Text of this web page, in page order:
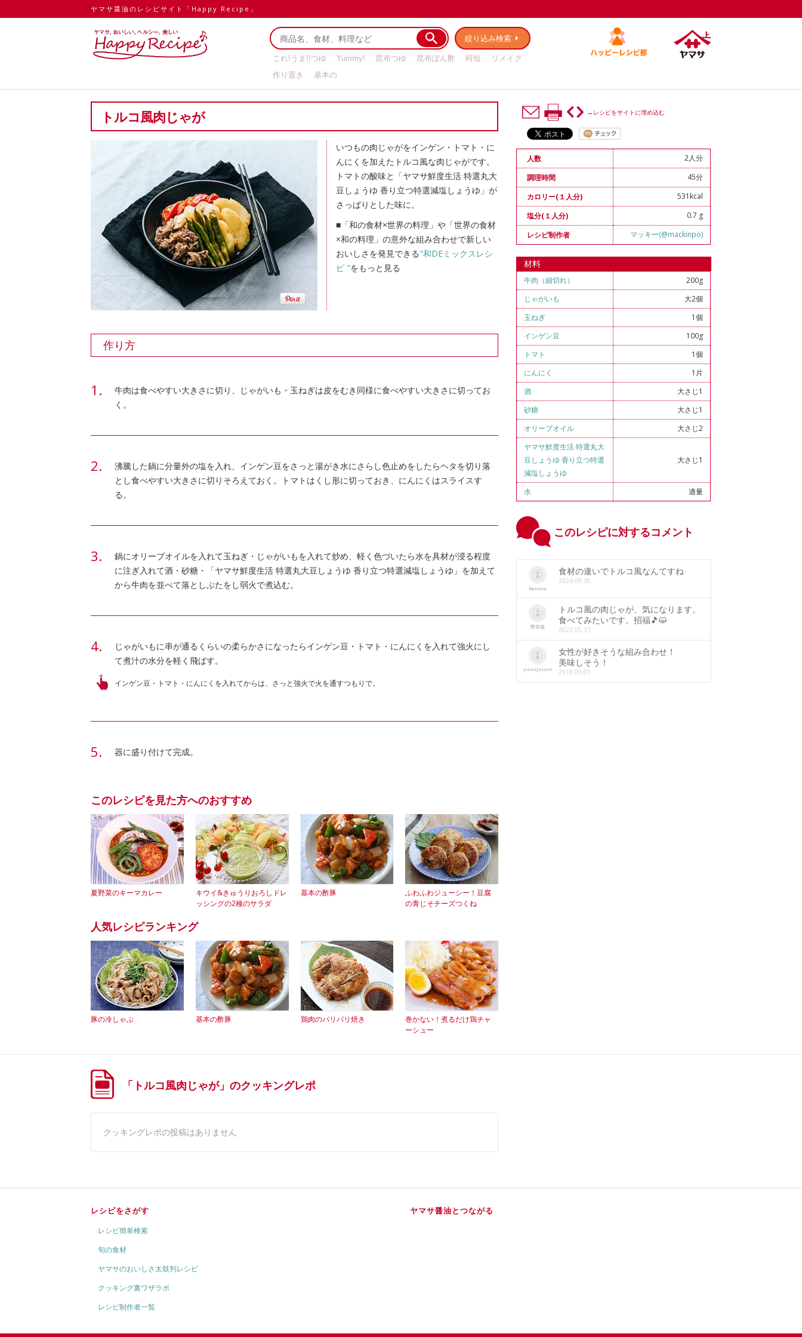
ヤマサ醤油のレシピサイト「Happy Recipe」
絞り込み検索
これ!うま!!つゆ Yummy! 昆布つゆ 昆布ぽん酢 時短
リメイク
作り置き
基本の
トルコ風肉じゃが
いつもの肉じゃがをインゲン・トマト・に
んにくを加えたトルコ風な肉じゃがです。
トマトの酸味と「ヤマサ鮮度生活 特選丸大
豆しょうゆ 香り立つ特選減塩しょうゆ」が
さっぱりとした味に。
■「和の食材×世界の料理」や「世界の食材
×和の料理」の意外な組み合わせで新しい
おいしさを発見できる"和DEミックスレシ
ピ "をもっと見る
作り方
牛肉は食べやすい大きさに切り、じゃがいも・玉ねぎは皮をむき同様に食べやすい大きさに切ってお
く。
沸騰した鍋に分量外の塩を入れ、インゲン豆をさっと湯がき水にさらし色止めをしたらヘタを切り落
とし食べやすい大きさに切りそろえておく。トマトはくし形に切っておき、にんにくはスライスす
る。
鍋にオリーブオイルを入れて玉ねぎ・じゃがいもを入れて炒め、軽く色づいたら水を具材が浸る程度
に注ぎ入れて酒・砂糖・「ヤマサ鮮度生活 特選丸大豆しょうゆ 香り立つ特選減塩しょうゆ」を加えて
から牛肉を並べて落としぶたをし弱火で煮込む。
じゃがいもに串が通るくらいの柔らかさになったらインゲン豆・トマト・にんにくを入れて強火にし
て煮汁の水分を軽く飛ばす。
インゲン豆・トマト・にんにくを入れてからは、さっと強火で火を通すつもりで。
器に盛り付けて完成。
このレシピを見た方へのおすすめ
夏野菜のキーマカレー
キウイ&きゅうりおろしドレ
ッシングの2種のサラダ
基本の酢豚
ふわふわジューシー！豆腐
の青じそチーズつくね
人気レシピランキング
豚の冷しゃぶ 基本の酢豚 鶏肉のパリパリ焼き
巻かない！煮るだけ鶏チャ
ーシュー
←レシピをサイトに埋め込む
人数
2人分
調理時間
45分
カロリー(１人分)
531kcal
塩分(１人分)
0.7 g
レシピ制作者
マッキー(@mackinpo)
材料
牛肉（細切れ）
200g
じゃがいも
大2個
玉ねぎ
1個
インゲン豆
100g
トマト
1個
にんにく
1片
酒
大さじ1
砂糖
大さじ1
オリーブオイル
大さじ2
ヤマサ鮮度生活 特選丸大
豆しょうゆ 香り立つ特選
減塩しょうゆ
大さじ1
水 適量
このレシピに対するコメント
Ranma
食材の違いでトルコ風なんてすね
2024.09.30
野良猫
トルコ風の肉じゃが、気になります。
食べてみたいです。招福🎵😺
2023.05.31
yuuujuuun
女性が好きそうな組み合わせ！
美味しそう！
2019.09.01
「トルコ風肉じゃが」のクッキングレポ
クッキングレポの投稿はありません
レシピをさがす
レシピ簡単検索
旬の食材
ヤマサのおいしさ太鼓判レシピ
クッキング裏ワザラボ
レシピ制作者一覧
ヤマサ醤油とつながる